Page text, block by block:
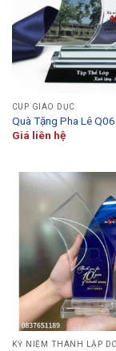
CÚP GIÁO DỤC
Quà Tặng Pha Lê Q06
Giá liên hệ